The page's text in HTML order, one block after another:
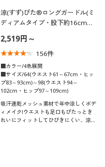
涼(すず)ぴた®ロングガードル(ミ
ディアムタイプ・股下約16cm・
2,519円～
156件
■カラー/4色展開
■サイズ/64(ウエスト61～67cm・ヒッ
プ83～93cm)～98(ウエスト94～
102cm・ヒップ97～109cm)
吸汗速乾メッシュ素材で年中涼しくボデ
ィメイク!ウエストも足口もぴたっとき
れいにフィットしてひびきにくい、涼ぴ